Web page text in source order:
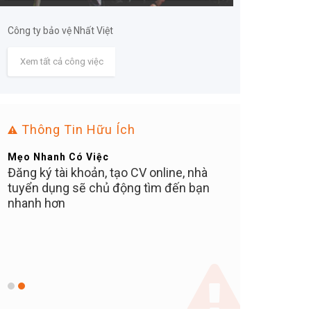
Công ty bảo vệ Nhất Việt
Xem tất cả công việc
Thông Tin Hữu Ích
Mẹo Nhanh Có Việc
Đăng ký tài khoản, tạo CV online, nhà
tuyển dụng sẽ chủ động tìm đến bạn
nhanh hơn